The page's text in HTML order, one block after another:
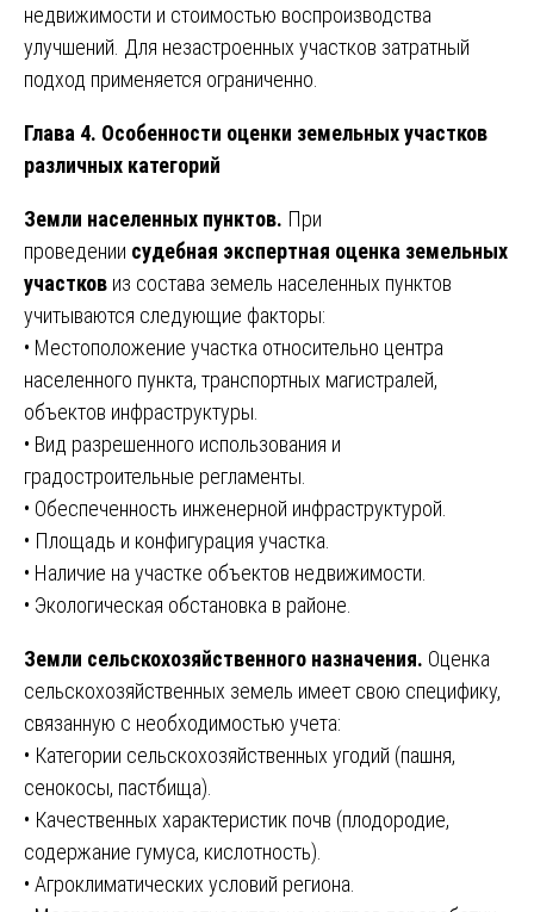
недвижимости и стоимостью воспроизводства
улучшений. Для незастроенных участков затратный
подход применяется ограниченно.
Глава 4. Особенности оценки земельных участков
различных категорий
Земли населенных пунктов. При
проведении судебная экспертная оценка земельных
участков из состава земель населенных пунктов
учитываются следующие факторы:
• Местоположение участка относительно центра
населенного пункта, транспортных магистралей,
объектов инфраструктуры.
• Вид разрешенного использования и
градостроительные регламенты.
• Обеспеченность инженерной инфраструктурой.
• Площадь и конфигурация участка.
• Наличие на участке объектов недвижимости.
• Экологическая обстановка в районе.
Земли сельскохозяйственного назначения. Оценка
сельскохозяйственных земель имеет свою специфику,
связанную с необходимостью учета:
• Категории сельскохозяйственных угодий (пашня,
сенокосы, пастбища).
• Качественных характеристик почв (плодородие,
содержание гумуса, кислотность).
• Агроклиматических условий региона.